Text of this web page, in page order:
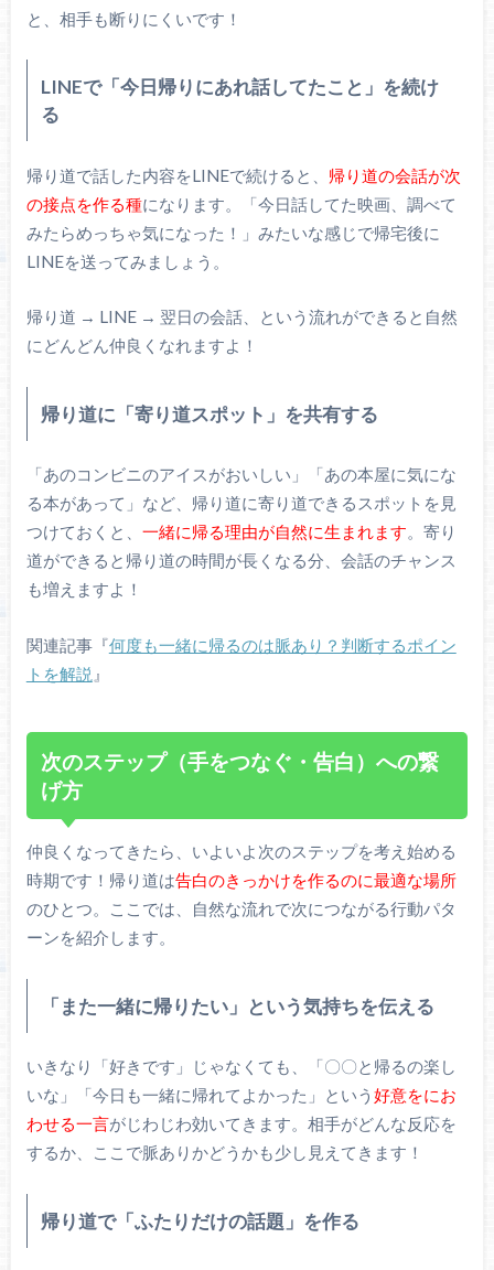
と、相手も断りにくいです！
LINEで「今日帰りにあれ話してたこと」を続け
る
帰り道で話した内容をLINEで続けると、 帰り道の会話が次
の接点を作る種になります。「今日話してた映画、調べて
みたらめっちゃ気になった！」みたいな感じで帰宅後に
LINEを送ってみましょう。
帰り道 → LINE → 翌日の会話、という流れができると自然
にどんどん仲良くなれますよ！
帰り道に「寄り道スポット」を共有する
「あのコンビニのアイスがおいしい」「あの本屋に気にな
る本があって」など、帰り道に寄り道できるスポットを見
つけておくと、 一緒に帰る理由が自然に生まれます。寄り
道ができると帰り道の時間が長くなる分、会話のチャンス
も増えますよ！
関連記事『何度も一緒に帰るのは脈あり？判断するポイン
トを解説 』
次のステップ（手をつなぐ・告白）への繋
げ方
仲良くなってきたら、いよいよ次のステップを考え始める
時期です！帰り道は告白のきっかけを作るのに最適な場所
のひとつ。ここでは、自然な流れで次につながる行動パタ
ーンを紹介します。
「また一緒に帰りたい」という気持ちを伝える
いきなり「好きです」じゃなくても、「〇〇と帰るの楽し
いな」「今日も一緒に帰れてよかった」という 好意をにお
わせる一言がじわじわ効いてきます。相手がどんな反応を
するか、ここで脈ありかどうかも少し見えてきます！
帰り道で「ふたりだけの話題」を作る